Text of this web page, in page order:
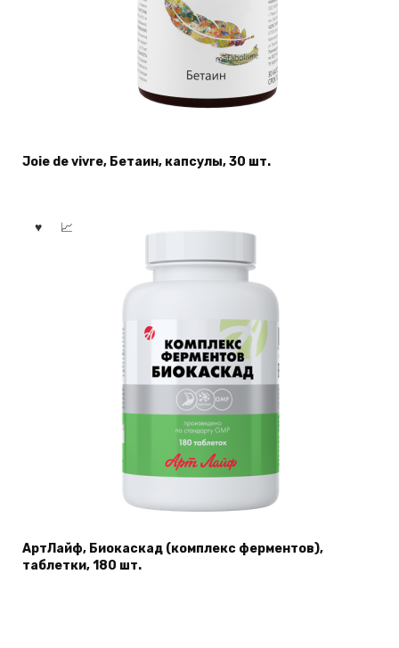
Joie de vivre, Бетаин, капсулы, 30 шт.
АртЛайф, Биокаскад (комплекс ферментов),
таблетки, 180 шт.